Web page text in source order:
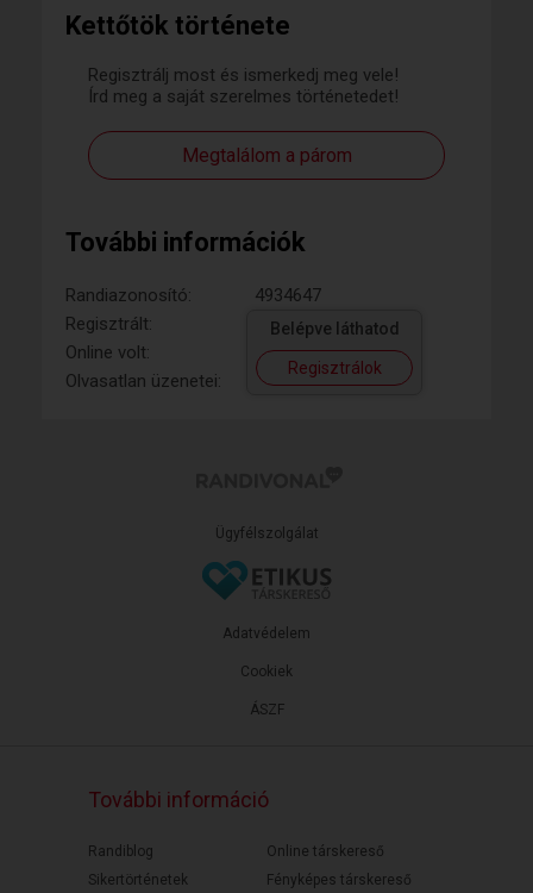
Kettőtök története
Regisztrálj most és ismerkedj meg vele!
Írd meg a saját szerelmes történetedet!
Megtalálom a párom
További információk
Randiazonosító:
4934647
Regisztrált:
Online volt:
Olvasatlan üzenetei:
Belépve láthatod
Regisztrálok
Ügyfélszolgálat
ÁSZF
Adatvédelem
Cookiek
További információ
Randiblog
Sikertörténetek
Online társkereső
Fényképes társkereső